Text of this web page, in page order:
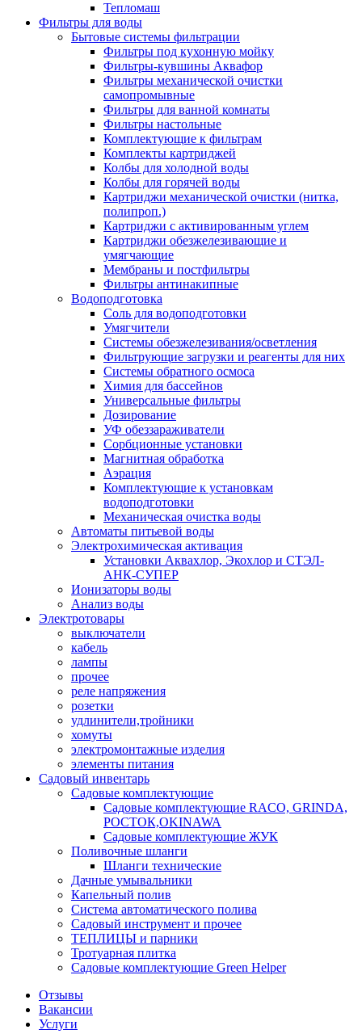
Тепломаш
Фильтры для воды
Бытовые системы фильтрации
Фильтры под кухонную мойку
Фильтры-кувшины Аквафор
Фильтры механической очистки
самопромывные
Фильтры для ванной комнаты
Фильтры настольные
Комплектующие к фильтрам
Комплекты картриджей
Колбы для холодной воды
Колбы для горячей воды
Картриджи механической очистки (нитка,
полипроп.)
Картриджи с активированным углем
Картриджи обезжелезивающие и
умягчающие
Мембраны и постфильтры
Фильтры антинакипные
Водоподготовка
Соль для водоподготовки
Умягчители
Системы обезжелезивания/осветления
Фильтрующие загрузки и реагенты для них
Системы обратного осмоса
Химия для бассейнов
Универсальные фильтры
Дозирование
УФ обеззараживатели
Сорбционные установки
Магнитная обработка
Аэрация
Комплектующие к установкам
водоподготовки
Механическая очистка воды
Автоматы питьевой воды
Электрохимическая активация
Установки Аквахлор, Экохлор и СТЭЛ-
АНК-СУПЕР
Ионизаторы воды
Анализ воды
Электротовары
выключатели
кабель
лампы
прочее
реле напряжения
розетки
удлинители,тройники
хомуты
электромонтажные изделия
элементы питания
Садовый инвентарь
Садовые комплектующие
Садовые комплектующие RACO, GRINDA,
РОСТОК,OKINAWA
Садовые комплектующие ЖУК
Поливочные шланги
Шланги технические
Дачные умывальники
Капельный полив
Система автоматического полива
Садовый инструмент и прочее
ТЕПЛИЦЫ и парники
Тротуарная плитка
Садовые комплектующие Green Helper
Отзывы
Вакансии
Услуги